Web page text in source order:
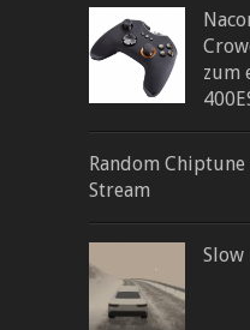
zum
Random
Stream
Slow